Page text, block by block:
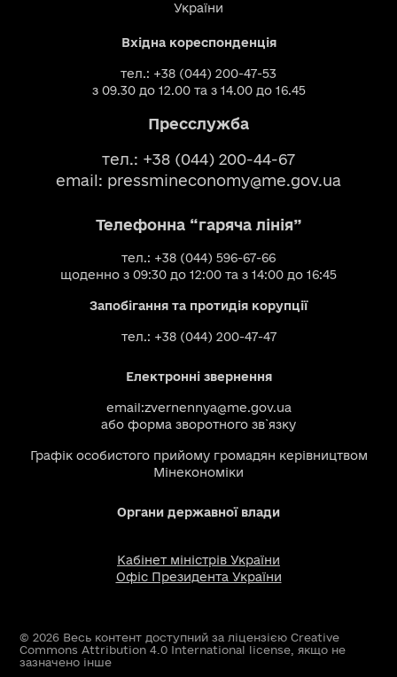
України
Вхідна кореспонденція
тел.: +38 (044) 200-47-53
з 09.30 до 12.00 та з 14.00 до 16.45
Пресслужба
тел.: +38 (044) 200-44-67
email: pressmineconomy@me.gov.ua
Телефонна “гаряча лінія”
тел.: +38 (044) 596-67-66
щоденно з 09:30 до 12:00 та з 14:00 до 16:45
Запобігання та протидія корупції
тел.: +38 (044) 200-47-47
Електронні звернення
email:zvernennya@me.gov.ua
або форма зворотного зв`язку
Графік особистого прийому громадян керівництвом
Мінекономіки
Органи державної влади
Кабінет міністрів України
Офіс Президента України
© 2026 Весь контент доступний за ліцензією Creative
Commons Attribution 4.0 International license, якщо не
зазначено інше